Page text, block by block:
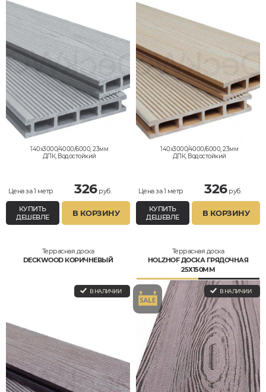
140x3000/4000/6000, 23мм
ДПК, Водостойкий
Цена за 1 метр 326руб.
КУПИТЬ
ДЕШЕВЛЕ
В КОРЗИНУ
140x3000/4000/6000, 23мм
ДПК, Водостойкий
Цена за 1 метр 326руб.
КУПИТЬ
ДЕШЕВЛЕ
В КОРЗИНУ
Террасная доска
DECKWOOD КОРИЧНЕВЫЙ
В НАЛИЧИИ
Террасная доска
HOLZHOF ДОСКА ГРЯДОЧНАЯ
25Х150ММ
В НАЛИЧИИ